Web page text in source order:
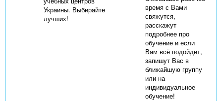
Украины. Выбирайте
лучших!
время с Вами
свяжутся,
расскажут
подробнее про
обучение и если
Вам всё подойдет,
запишут Вас в
ближайшую группу
или на
индивидуальное
обучение!